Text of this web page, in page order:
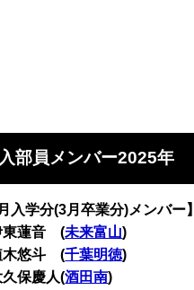
部員メンバー2025年
入学分(3月卒業分)メンバー】
東蓮音 (未来富山)
木悠斗 (千葉明徳)
保慶人(酒田南)